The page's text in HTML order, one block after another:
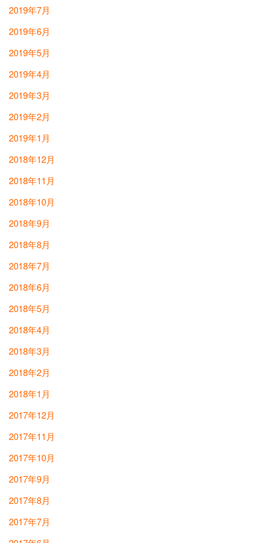
2019年7月
2019年6月
2019年5月
2019年4月
2019年3月
2019年2月
2019年1月
2018年12月
2018年11月
2018年10月
2018年9月
2018年8月
2018年7月
2018年6月
2018年5月
2018年4月
2018年3月
2018年2月
2018年1月
2017年12月
2017年11月
2017年10月
2017年9月
2017年8月
2017年7月